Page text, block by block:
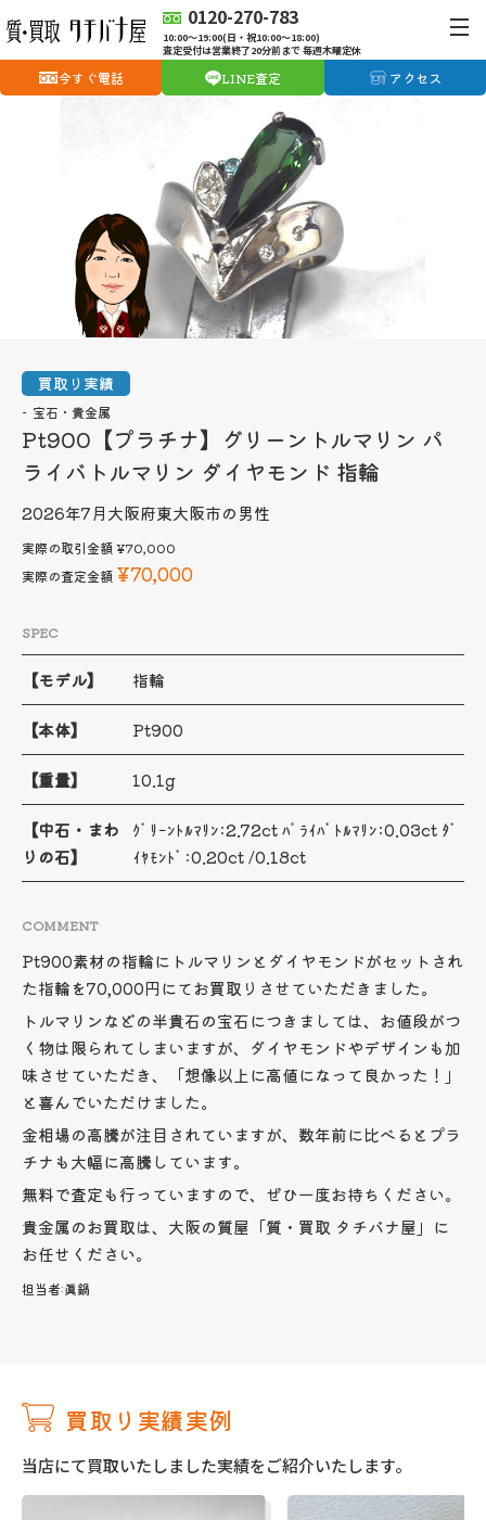
0120-270-783
10:00〜19:00(日・祝10:00〜18:00)
査定受付は営業終了20分前まで 毎週木曜定休
今すぐ電話 LINE査定 アクセス
買取り実績
宝石・貴金属
Pt900【プラチナ】グリーントルマリン パ
ライバトルマリン ダイヤモンド 指輪
2026年7月大阪府東大阪市の男性
実際の取引金額¥70,000
実際の査定金額 ¥70,000
SPEC
【モデル】 指輪
【本体】 Pt900
【重量】 10.1g
【中石・まわ
りの石】
ｸﾞﾘｰﾝﾄﾙﾏﾘﾝ:2.72ct ﾊﾟﾗｲﾊﾞﾄﾙﾏﾘﾝ:0.03ct ﾀﾞ
ｲﾔﾓﾝﾄﾞ:0.20ct /0.18ct
COMMENT
Pt900素材の指輪にトルマリンとダイヤモンドがセットされ
た指輪を70,000円にてお買取りさせていただきました。
トルマリンなどの半貴石の宝石につきましては、お値段がつ
く物は限られてしまいますが、ダイヤモンドやデザインも加
味させていただき、「想像以上に高値になって良かった！」
と喜んでいただけました。
金相場の高騰が注目されていますが、数年前に比べるとプラ
チナも大幅に高騰しています。
無料で査定も行っていますので、ぜひ一度お持ちください。
貴金属のお買取は、大阪の質屋「質・買取 タチバナ屋」に
お任せください。
担当者:眞鍋
買取り実績実例
当店にて買取いたしました実績をご紹介いたします。